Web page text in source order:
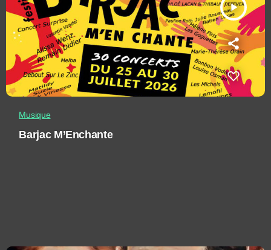
play_arrow
Musique
Barjac M’Enchante